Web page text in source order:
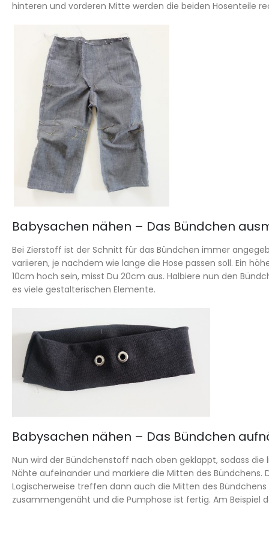
hinteren und vorderen Mitte werden die beiden Hosenteile
Babysachen nähen – Das Bündchen
Bei Zierstoff ist der Schnitt für das Bündchen immer
variieren, je nachdem wie lange die Hose passen soll. Ein
10cm hoch sein, misst Du 20cm aus. Halbiere nun den
es viele gestalterischen Elemente.
Babysachen nähen – Das Bündchen
Nun wird der Bündchenstoff nach oben geklappt, sodass
Nähte aufeinander und markiere die Mitten des
Logischerweise treffen dann auch die Mitten des
zusammengenäht und die Pumphose ist fertig. Am Beispiel